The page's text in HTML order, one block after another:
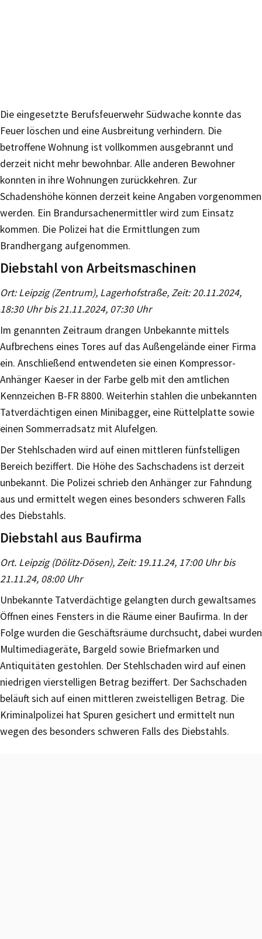
Die eingesetzte Berufsfeuerwehr Südwache konnte das
Feuer löschen und eine Ausbreitung verhindern. Die
betroffene Wohnung ist vollkommen ausgebrannt und
derzeit nicht mehr bewohnbar. Alle anderen Bewohner
konnten in ihre Wohnungen zurückkehren. Zur
Schadenshöhe können derzeit keine Angaben vorgenommen
werden. Ein Brandursachenermittler wird zum Einsatz
kommen. Die Polizei hat die Ermittlungen zum
Brandhergang aufgenommen.
Diebstahl von Arbeitsmaschinen
Ort: Leipzig (Zentrum), Lagerhofstraße, Zeit: 20.11.2024,
18:30 Uhr bis 21.11.2024, 07:30 Uhr
Im genannten Zeitraum drangen Unbekannte mittels
Aufbrechens eines Tores auf das Außengelände einer Firma
ein. Anschließend entwendeten sie einen Kompressor-
Anhänger Kaeser in der Farbe gelb mit den amtlichen
Kennzeichen B-FR 8800. Weiterhin stahlen die unbekannten
Tatverdächtigen einen Minibagger, eine Rüttelplatte sowie
einen Sommerradsatz mit Alufelgen.
Der Stehlschaden wird auf einen mittleren fünfstelligen
Bereich beziffert. Die Höhe des Sachschadens ist derzeit
unbekannt. Die Polizei schrieb den Anhänger zur Fahndung
aus und ermittelt wegen eines besonders schweren Falls
des Diebstahls.
Diebstahl aus Baufirma
Ort. Leipzig (Dölitz-Dösen), Zeit: 19.11.24, 17:00 Uhr bis
21.11.24, 08:00 Uhr
Unbekannte Tatverdächtige gelangten durch gewaltsames
Öffnen eines Fensters in die Räume einer Baufirma. In der
Folge wurden die Geschäftsräume durchsucht, dabei wurden
Multimediageräte, Bargeld sowie Briefmarken und
Antiquitäten gestohlen. Der Stehlschaden wird auf einen
niedrigen vierstelligen Betrag beziffert. Der Sachschaden
beläuft sich auf einen mittleren zweistelligen Betrag. Die
Kriminalpolizei hat Spuren gesichert und ermittelt nun
wegen des besonders schweren Falls des Diebstahls.